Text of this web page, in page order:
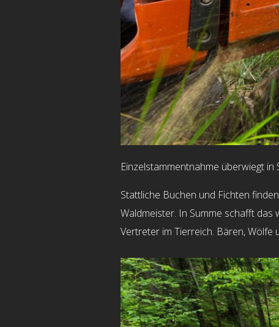
Einzelstammentnahme überwiegt in
Stattliche Buchen und Fichten
Waldmeister. In Summe schafft
Vertreter im Tierreich. Bären,